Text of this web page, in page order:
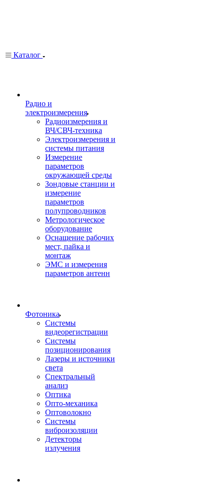
Каталог
Радио и
электроизмерения
Радиоизмерения и
ВЧ/СВЧ-техника
Электроизмерения и
системы питания
Измерение
параметров
окружающей среды
Зондовые станции и
измерение
параметров
полупроводников
Метрологическое
оборудование
Оснащение рабочих
мест, пайка и
монтаж
ЭМС и измерения
параметров антенн
Фотоника
Cистемы
видеорегистрации
Системы
позиционирования
Лазеры и источники
света
Спектральный
анализ
Оптика
Опто-механика
Оптоволокно
Системы
виброизоляции
Детекторы
излучения